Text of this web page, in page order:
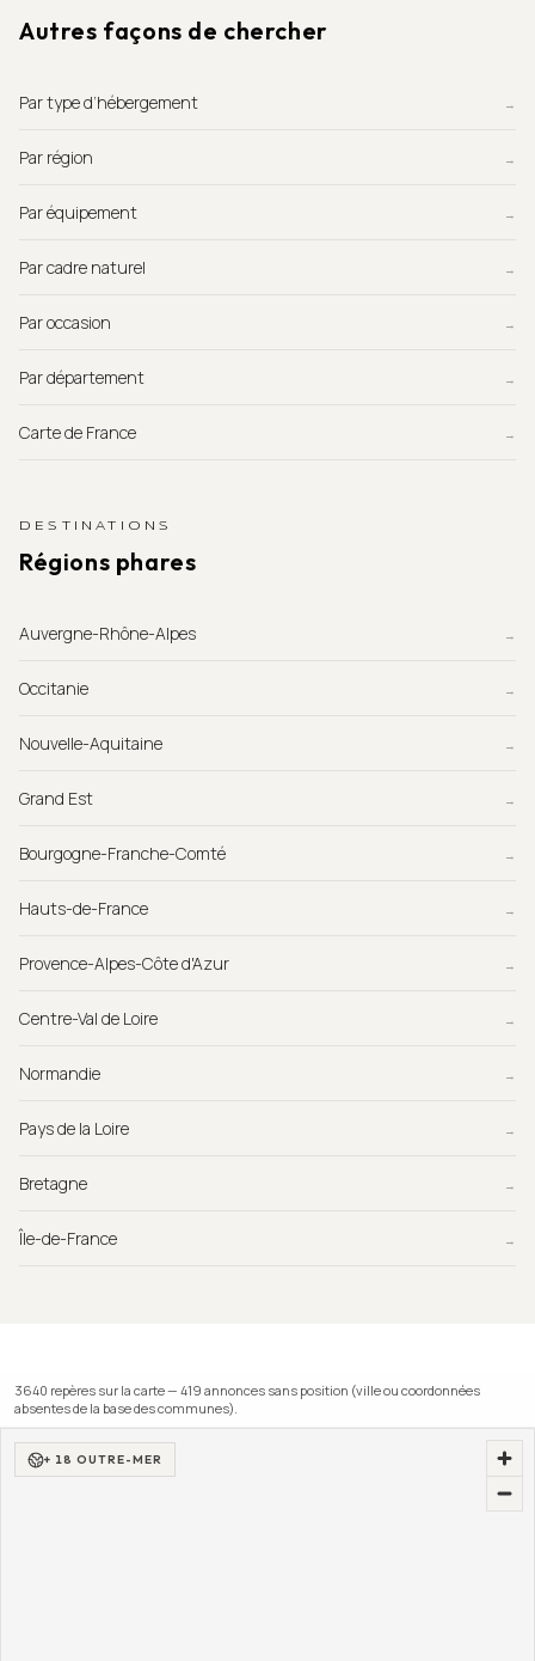
Autres façons de chercher
Par type d’hébergement →
Par région →
Par équipement →
Par cadre naturel →
Par occasion →
Par département →
Carte de France →
DESTINATIONS
Régions phares
Auvergne-Rhône-Alpes →
Occitanie →
Nouvelle-Aquitaine →
Grand Est →
Bourgogne-Franche-Comté →
Hauts-de-France →
Provence-Alpes-Côte d'Azur →
Centre-Val de Loire →
Normandie →
Pays de la Loire →
Bretagne →
Île-de-France →
3640 repères sur la carte — 419 annonces sans position (ville ou coordonnées
absentes de la base des communes).
+ 18 OUTRE-MER